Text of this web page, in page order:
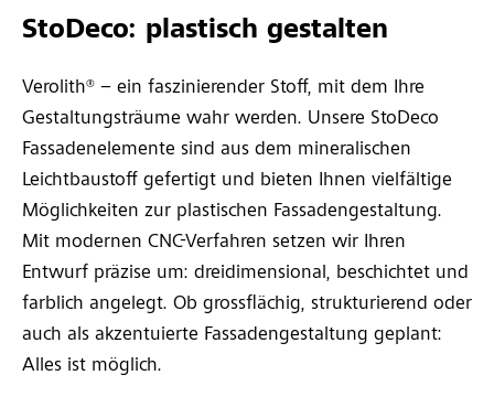
StoDeco: plastisch gestalten
Verolith® – ein faszinierender Stoff, mit dem Ihre
Gestaltungsträume wahr werden. Unsere StoDeco
Fassadenelemente sind aus dem mineralischen
Leichtbaustoff gefertigt und bieten Ihnen vielfältige
Möglichkeiten zur plastischen Fassadengestaltung.
Mit modernen CNC-Verfahren setzen wir Ihren
Entwurf präzise um: dreidimensional, beschichtet und
farblich angelegt. Ob grossflächig, strukturierend oder
auch als akzentuierte Fassadengestaltung geplant:
Alles ist möglich.